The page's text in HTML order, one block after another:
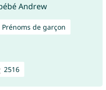
Prénoms de garçon
2516